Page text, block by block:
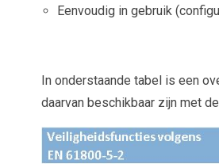
Eenvoudig in gebruik
In onderstaande tabel is een
daarvan beschikbaar zijn met